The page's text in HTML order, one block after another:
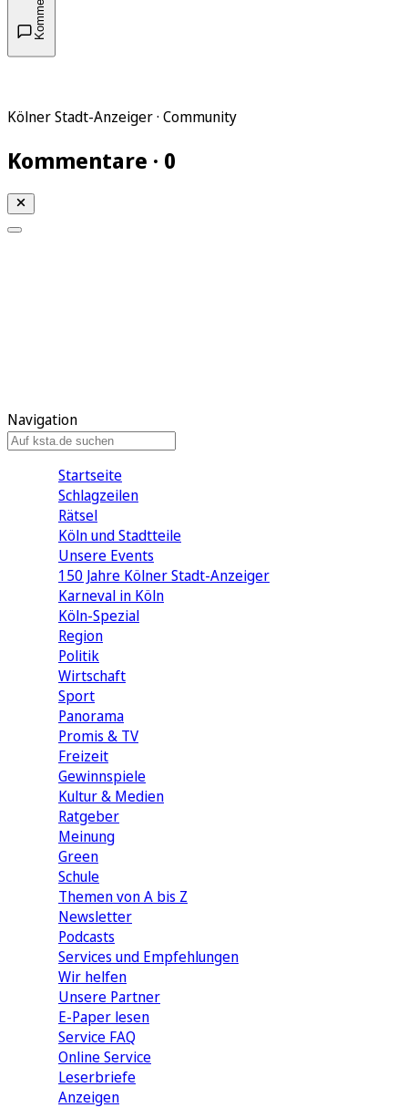
Kölner Stadt-Anzeiger · Community
Kommentare · 0
Navigation
Startseite
Schlagzeilen
Rätsel
Köln und Stadtteile
Unsere Events
150 Jahre Kölner Stadt-Anzeiger
Karneval in Köln
Köln-Spezial
Region
Politik
Wirtschaft
Sport
Panorama
Promis & TV
Freizeit
Gewinnspiele
Kultur & Medien
Ratgeber
Meinung
Green
Schule
Themen von A bis Z
Newsletter
Podcasts
Services und Empfehlungen
Wir helfen
Unsere Partner
E-Paper lesen
Service FAQ
Online Service
Leserbriefe
Anzeigen